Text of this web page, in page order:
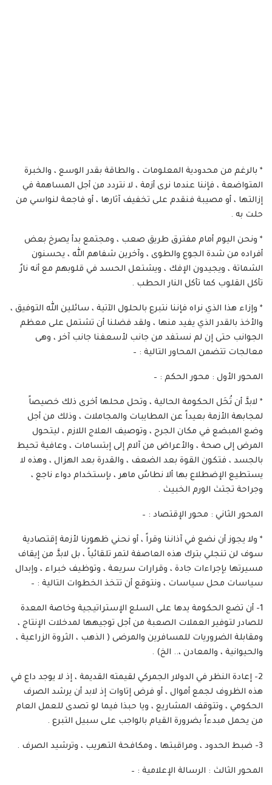
* بالرغم من محدودية المعلومات ، والطاقة بقدر الوسع ، والخبرة
المتواضعة ، فإننا عندما نرى أزمة ، لا نتردد من أجل المساهمة في
إزالتها ، أو مصيبة فنقدم على تخفيف آثارها ، أو فاجعة لنواسي من
حلت به .
* ونحن اليوم أمام مفترق طريق صعب ، ومجتمع بدأ يصرخ بعض
أفراده من شدة الجوع والطوى ، وآخرين شفاهم الله ، يحسنون
الشماتة ، ويجيدون الإفك ، ويشتعل الحسد في قلوبهم مع أنه نارٌ
تأكل القلوب كما تأكل النار الحطب .
* وإزاء هذا الذي نراه فإننا نتبرع بالحلول الآتية ، سائلين الله التوفيق ،
والأخذ بالقدر الذي يفيد منها ، ولقد فضلنا أن تشتمل على معظم
الجوانب حتى إن لم نستفد من جانب لأسعفنا جانب آخر ، وهى
معالجات تتضمن المحاور التالية : –
المحور الأول : محور الحكم : –
* لابدَّ أن تُحَل الحكومة الحالية ، وتحل محلها أخرى ذلك خصيصاً
لمجابهة الأزمة بعيداً عن المطايبات والمجاملات ، وذلك من أجل
وضع المبضع في مكان الجرح ، وتوصيف العلاج اللازم ، ليتحول
المرض إلى صحة ، والأعراض من آلام إلى إبتسامات ، وعافية تحيط
بالجسد ، فتكون القوة بعد الضعف ، والقدرة بعد الهزال ، وهذه لا
يستطيع الإضطلاع بها ألا نطاسٌ ماهر ، بإستخدام دواء ناجع ،
وجراحة تجتث الورم الخبيث .
المحور الثاني : محور الإقتصاد : –
* ولا يجوز أن نضع في آذاننا وقراً ، أو نحني ظهورنا لأزمة إقتصادية
سوف لن تنجلي بترك هذه العاصفة لتمر تلقائياً ، بل لابدَّ من إيقاف
مسيرتها بإجراءات جادة ، وقرارات سريعة ، وتوظيف خبراء ، وإبدال
سياسات محل سياسات ، ونتوقع أن تتخذ الخطوات التالية : –
1- أن تضع الحكومة يدها على السلع الإستراتيجية وخاصة المعدة
للصادر لتوفير العملات الصعبة من أجل توجيهها لمدخلات الإنتاج ،
ومقابلة الضروريات للمسافرين والمرضى ( الذهب ، الثروة الزراعية ،
والحيوانية ، والمعادن ،.. الخ) .
2- إعادة النظر في الدولار الجمركي لقيمته القديمة ، إذ لا يوجد داع في
هذه الظروف لجمع أموال ، أو فرض إتاوات إذ لابد أن يرشد الصرف
الحكومي ، وتتوقف المشاريع ، ويا حبذا فيما لو تصدى للعمل العام
من يحمل مبدءاً بضرورة القيام بالواجب على سبيل التبرع .
3- ضبط الحدود ، ومراقبتها ، ومكافحة التهريب ، وترشيد الصرف .
المحور الثالث : الرسالة الإعلامية : –